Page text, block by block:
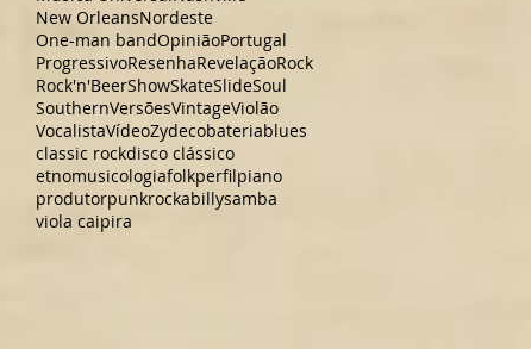
New OrleansNordeste
One-man bandOpiniãoPortugal
ProgressivoResenhaRevelaçãoRock
Rock'n'BeerShowSkateSlideSoul
SouthernVersõesVintageViolão
VocalistaVídeoZydecobateriablues
classic rockdisco clássico
etnomusicologiafolkperfilpiano
produtorpunkrockabillysamba
viola caipira